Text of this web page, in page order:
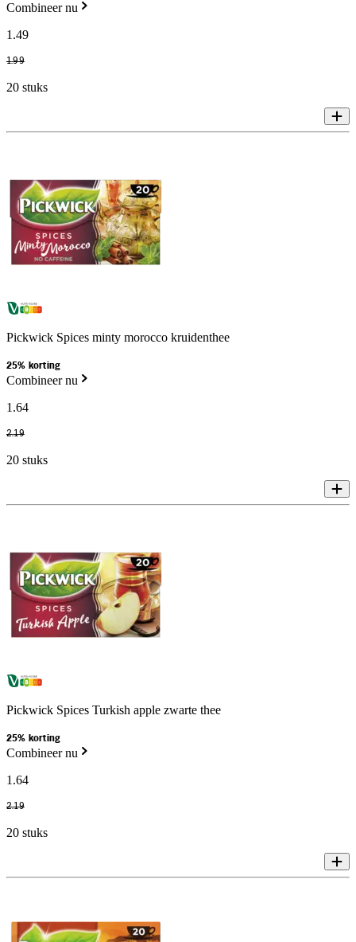
Combineer nu
1.49
1.99
20 stuks
Pickwick Spices minty morocco kruidenthee
25% korting
Combineer nu
1.64
2.19
20 stuks
Pickwick Spices Turkish apple zwarte thee
25% korting
Combineer nu
1.64
2.19
20 stuks